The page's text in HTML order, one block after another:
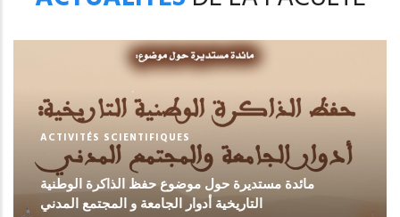
ACTIVITÉS SCIENTIFIQUES
مائدة مستديرة حول موضوع حفظ الذاكرة الوطنية
التاريخية أدوار الجامعة و المجتمع المدني